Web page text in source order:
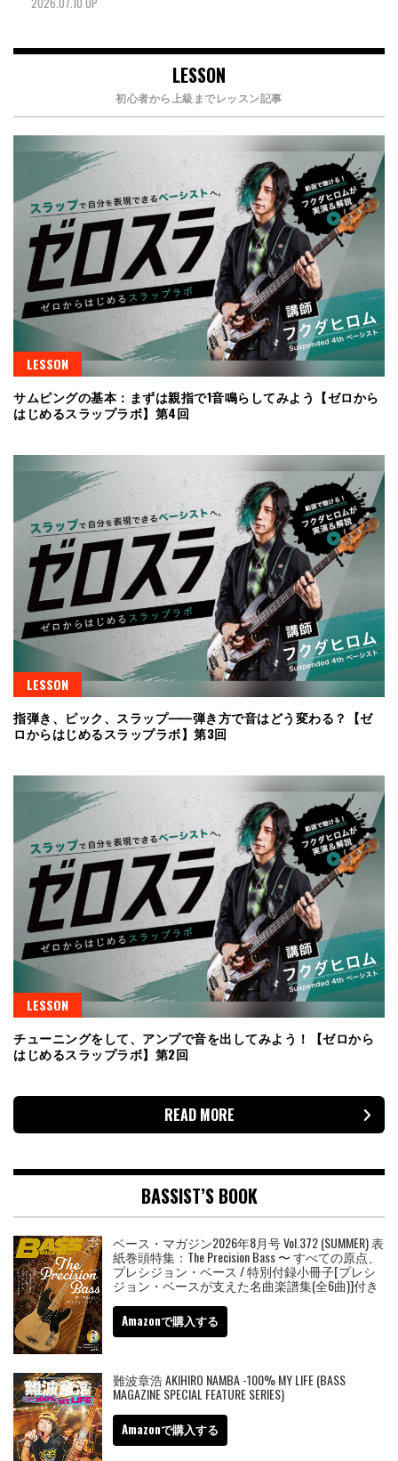
LESSON
初心者から上級までレッスン記事
LESSON
サムピングの基本：まずは親指で1音鳴らしてみよう【ゼロから
はじめるスラップラボ】第4回
LESSON
指弾き、ピック、スラップ⸺弾き方で音はどう変わる？【ゼ
ロからはじめるスラップラボ】第3回
LESSON
チューニングをして、アンプで音を出してみよう！【ゼロから
はじめるスラップラボ】第2回
READ MORE
BASSIST’S BOOK
ベース・マガジン2026年8月号 Vol.372 (SUMMER) 表
紙巻頭特集：The Precision Bass 〜 すべての原点、
プレシジョン・ベース / 特別付録小冊子[プレシ
ジョン・ベースが支えた名曲楽譜集(全6曲)]付き
Amazonで購入する
難波章浩 AKIHIRO NAMBA -100% MY LIFE (BASS
MAGAZINE SPECIAL FEATURE SERIES)
Amazonで購入する